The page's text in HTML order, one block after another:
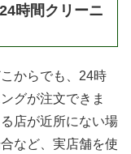
時間クリーニ
からでも、24時
グが注文できま
店が近所にない場
など、実店舗を使